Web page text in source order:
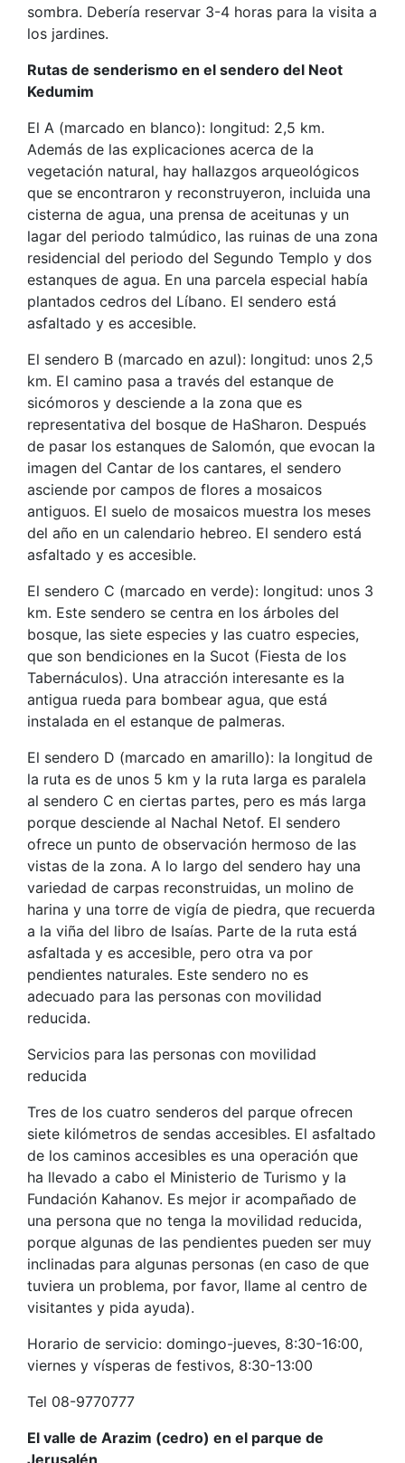
sombra. Debería reservar 3-4 horas para la visita a
los jardines.
Rutas de senderismo en el sendero del Neot
Kedumim
El A (marcado en blanco): longitud: 2,5 km.
Además de las explicaciones acerca de la
vegetación natural, hay hallazgos arqueológicos
que se encontraron y reconstruyeron, incluida una
cisterna de agua, una prensa de aceitunas y un
lagar del periodo talmúdico, las ruinas de una zona
residencial del periodo del Segundo Templo y dos
estanques de agua. En una parcela especial había
plantados cedros del Líbano. El sendero está
asfaltado y es accesible.
El sendero B (marcado en azul): longitud: unos 2,5
km. El camino pasa a través del estanque de
sicómoros y desciende a la zona que es
representativa del bosque de HaSharon. Después
de pasar los estanques de Salomón, que evocan la
imagen del Cantar de los cantares, el sendero
asciende por campos de flores a mosaicos
antiguos. El suelo de mosaicos muestra los meses
del año en un calendario hebreo. El sendero está
asfaltado y es accesible.
El sendero C (marcado en verde): longitud: unos 3
km. Este sendero se centra en los árboles del
bosque, las siete especies y las cuatro especies,
que son bendiciones en la Sucot (Fiesta de los
Tabernáculos). Una atracción interesante es la
antigua rueda para bombear agua, que está
instalada en el estanque de palmeras.
El sendero D (marcado en amarillo): la longitud de
la ruta es de unos 5 km y la ruta larga es paralela
al sendero C en ciertas partes, pero es más larga
porque desciende al Nachal Netof. El sendero
ofrece un punto de observación hermoso de las
vistas de la zona. A lo largo del sendero hay una
variedad de carpas reconstruidas, un molino de
harina y una torre de vigía de piedra, que recuerda
a la viña del libro de Isaías. Parte de la ruta está
asfaltada y es accesible, pero otra va por
pendientes naturales. Este sendero no es
adecuado para las personas con movilidad
reducida.
Servicios para las personas con movilidad
reducida
Tres de los cuatro senderos del parque ofrecen
siete kilómetros de sendas accesibles. El asfaltado
de los caminos accesibles es una operación que
ha llevado a cabo el Ministerio de Turismo y la
Fundación Kahanov. Es mejor ir acompañado de
una persona que no tenga la movilidad reducida,
porque algunas de las pendientes pueden ser muy
inclinadas para algunas personas (en caso de que
tuviera un problema, por favor, llame al centro de
visitantes y pida ayuda).
Horario de servicio: domingo-jueves, 8:30-16:00,
viernes y vísperas de festivos, 8:30-13:00
Tel 08-9770777
El valle de Arazim (cedro) en el parque de
Jerusalén